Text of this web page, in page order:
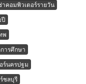
าคอมพิวเตอร์รายวัน
ปี
พ
ารศึกษา
ร์นครปฐม
ชลบุรี